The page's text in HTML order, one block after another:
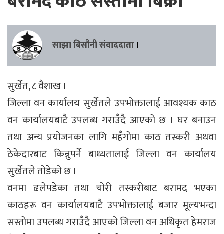
साझा बिसौनी संवाददाता ।
सुर्खेत, ८ वैशाख ।
जिल्ला वन कार्यालय सुर्खेतले उपभोक्तालाई आवश्यक काठ
वन कार्यालयबाटै उपलब्ध गराउँदै आएको छ । घर बनाउन
तथा अन्य प्रयोजनका लागि महँगोमा काठ तस्करी अथवा
ठेकेदारबाट किन्नुपर्ने बाध्यतालाई जिल्ला वन कार्यालय
सुर्खेतले तोडेको छ ।
वनमा ढलेपडेका तथा चोरी तस्करीबाट बरामद भएका
काठहरू वन कार्यालयबाटै उपभोक्तालाई बजार मूल्यभन्दा
सस्तोमा उपलब्ध गराउँदै आएको जिल्ला वन अधिकृत हेमराज